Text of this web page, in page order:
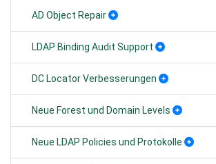
AD Object Repair
LDAP Binding Audit Support
DC Locator Verbesserungen
Neue Forest und Domain Levels
Neue LDAP Policies und Protokolle